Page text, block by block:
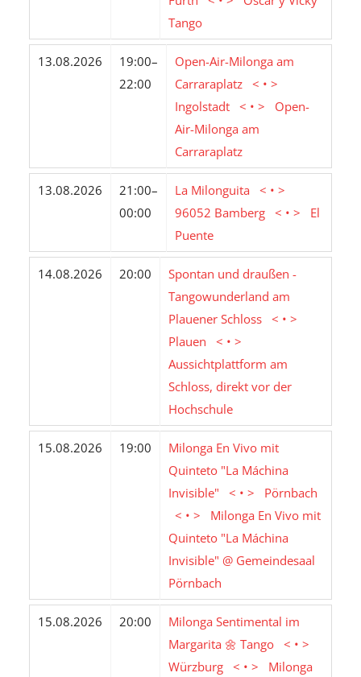
Tango
13.08.2026
19:00–
22:00
Open-Air-Milonga am
Carraraplatz < • >
Ingolstadt < • > Open-
Air-Milonga am
Carraraplatz
13.08.2026
21:00–
00:00
La Milonguita < • >
96052 Bamberg < • > El
Puente
14.08.2026 20:00
Spontan und draußen -
Tangowunderland am
Plauener Schloss < • >
Plauen < • >
Aussichtplattform am
Schloss, direkt vor der
Hochschule
15.08.2026 19:00
Milonga En Vivo mit
Quinteto "La Máchina
Invisible" < • > Pörnbach
< • > Milonga En Vivo mit
Quinteto "La Máchina
Invisible" @ Gemeindesaal
Pörnbach
15.08.2026 20:00
Milonga Sentimental im
Margarita 🌼 Tango < • >
Würzburg < • > Milonga